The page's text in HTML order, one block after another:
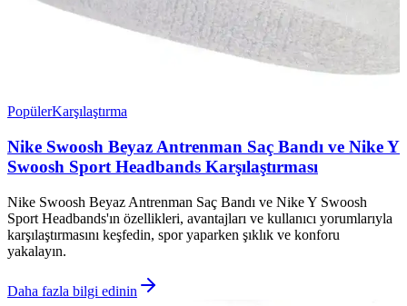
PopülerKarşılaştırma
Nike Swoosh Beyaz Antrenman Saç Bandı ve Nike Y
Swoosh Sport Headbands Karşılaştırması
Nike Swoosh Beyaz Antrenman Saç Bandı ve Nike Y Swoosh
Sport Headbands'ın özellikleri, avantajları ve kullanıcı yorumlarıyla
karşılaştırmasını keşfedin, spor yaparken şıklık ve konforu
yakalayın.
Daha fazla bilgi edinin